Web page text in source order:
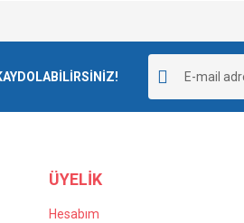
ÜYELİK
Hesabım